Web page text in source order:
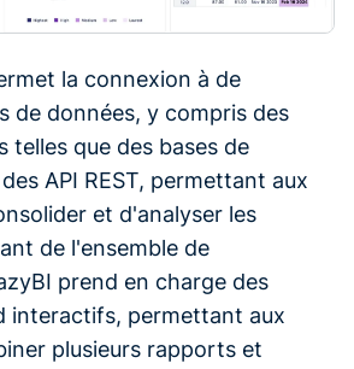
la connexion à de
de données, y compris des
telles que des bases de
API REST, permettant aux
et d'analyser les
de l'ensemble de
prend en charge des
interactifs, permettant aux
plusieurs rapports et